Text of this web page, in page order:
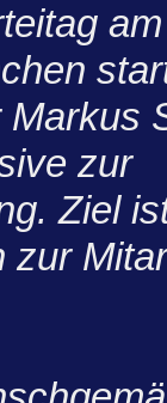
zur
Ziel
zur